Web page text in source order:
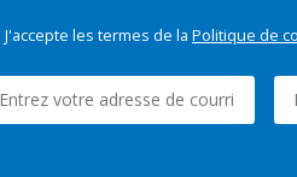
J'accepte les termes de la Politique de